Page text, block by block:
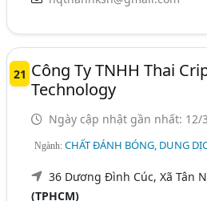
21 Công Ty TNHH Thai
Technology
Ngày cập nhật gần nhất: 12/
Ngành:CHẤT ĐÁNH BÓNG, DUNG
36 Dương Đình Cúc, Xã Tân
(TPHCM)